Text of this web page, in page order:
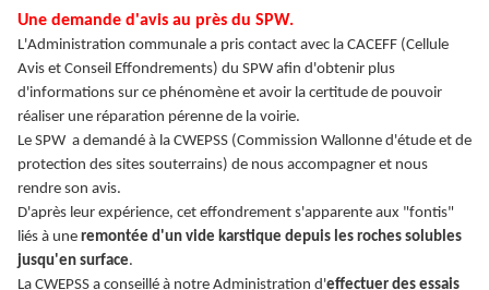
Une demande d'avis au près du SPW.
L'Administration communale a pris contact avec la CACEFF (Cellule
Avis et Conseil Effondrements) du SPW afin d'obtenir plus
d'informations sur ce phénomène et avoir la certitude de pouvoir
réaliser une réparation pérenne de la voirie.
Le SPW a demandé à la CWEPSS (Commission Wallonne d'étude et de
protection des sites souterrains) de nous accompagner et nous
rendre son avis.
D'après leur expérience, cet effondrement s'apparente aux "fontis"
liés à une remontée d'un vide karstique depuis les roches solubles
jusqu'en surface.
La CWEPSS a conseillé à notre Administration d'effectuer des essais